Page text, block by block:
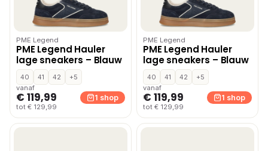
PME Legend
PME Legend Hauler
lage sneakers – Blauw
40 41 42
+5
vanaf
€ 119,99
tot € 129,99
1 shop
PME Legend
PME Legend Hauler
lage sneakers – Blauw
40 41 42
+5
vanaf
€ 119,99
tot € 129,99
1 shop